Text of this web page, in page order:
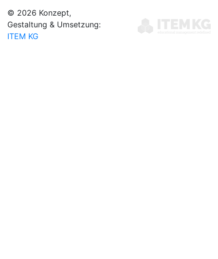
© 2026 Konzept,
Gestaltung & Umsetzung:
ITEM KG